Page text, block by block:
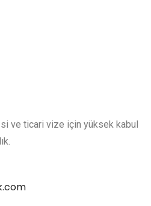
ve ticari vize için yüksek kabul